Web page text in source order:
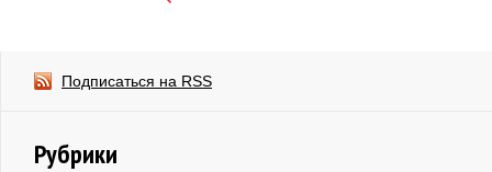
Подписаться на RSS
Рубрики